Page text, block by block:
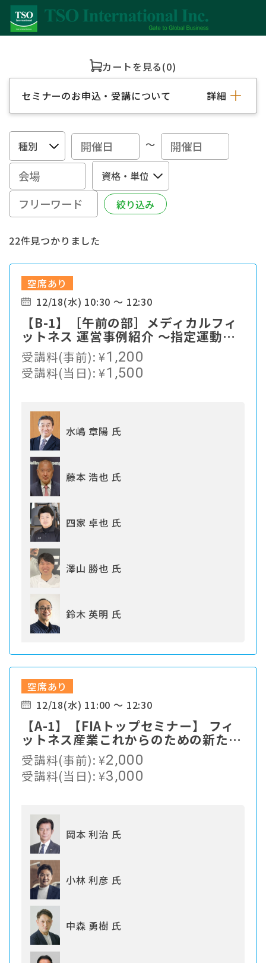
カートを見る(0)
セミナーのお申込・受講について 詳細
～
22件見つかりました
空席あり
12/18(水) 10:30 ～ 12:30
【B-1】［午前の部］メディカルフィ
ットネス 運営事例紹介 ～指定運動療
法施設制度の活用を交えて～ 主催：
日本メディカルフィットネス研究会／
（公財）日本健康スポーツ連盟
受講料(事前):¥1,200
受講料(当日):¥1,500
水嶋 章陽 氏
藤本 浩也 氏
四家 卓也 氏
澤山 勝也 氏
鈴木 英明 氏
空席あり
12/18(水) 11:00 ～ 12:30
【A-1】【FIAトップセミナー】 フィ
ットネス産業これからのための新たな
経営戦略を考える
受講料(事前):¥2,000
受講料(当日):¥3,000
岡本 利治 氏
小林 利彦 氏
中森 勇樹 氏